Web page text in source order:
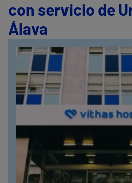
con servicio de
Álava